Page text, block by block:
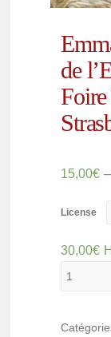
de
Foire
15,00€ –
License
30,00€